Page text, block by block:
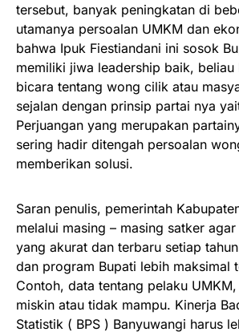
tersebut, banyak peningkatan di
utamanya persoalan UMKM dan
bahwa Ipuk Fiestiandani ini sosok
memiliki jiwa leadership baik,
bicara tentang wong cilik atau
sejalan dengan prinsip partai nya
Perjuangan yang merupakan
sering hadir ditengah persoalan
memberikan solusi.
Saran penulis, pemerintah
melalui masing – masing satker
yang akurat dan terbaru setiap
dan program Bupati lebih maksimal
Contoh, data tentang pelaku
miskin atau tidak mampu. Kinerja
Statistik ( BPS ) Banyuwangi harus